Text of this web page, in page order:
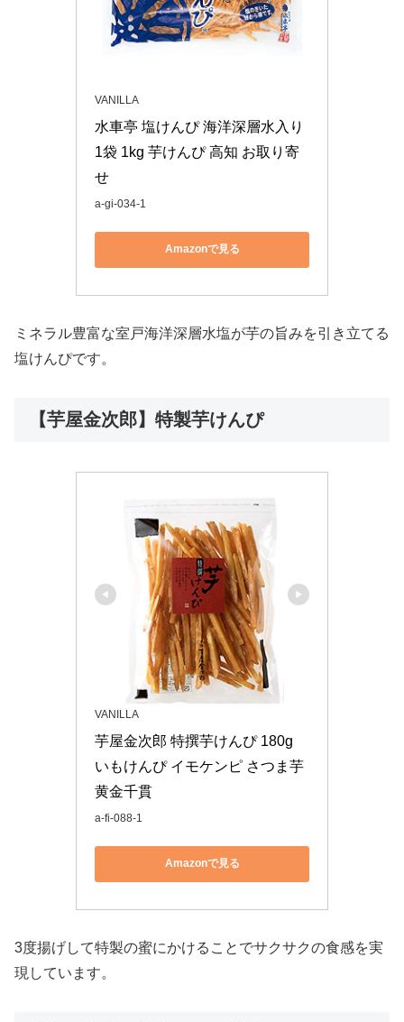
VANILLA
水車亭 塩けんぴ 海洋深層水入り
1袋 1kg 芋けんぴ 高知 お取り寄
せ
a-gi-034-1
Amazonで見る
ミネラル豊富な室戸海洋深層水塩が芋の旨みを引き立てる
塩けんぴです。
【芋屋金次郎】特製芋けんぴ
VANILLA
芋屋金次郎 特撰芋けんぴ 180g
いもけんぴ イモケンピ さつま芋
黄金千貫
a-fi-088-1
Amazonで見る
3度揚げして特製の蜜にかけることでサクサクの食感を実
現しています。